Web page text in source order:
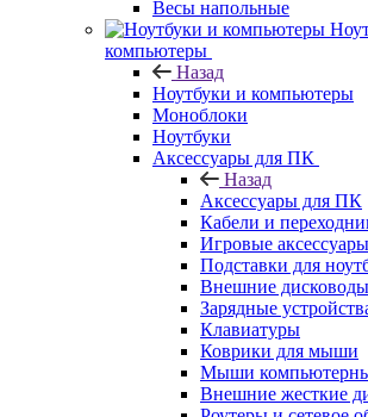
Весы напольные
компьютеры
Назад
Ноутбуки и компьютеры
Моноблоки
Ноутбуки
Аксессуары для ПК
Назад
Аксессуары для ПК
Кабели и
Игровые аксессуары
Подставки для
Внешние дисководы
Зарядные
Клавиатуры
Коврики для мыши
Мыши
Внешние жесткие